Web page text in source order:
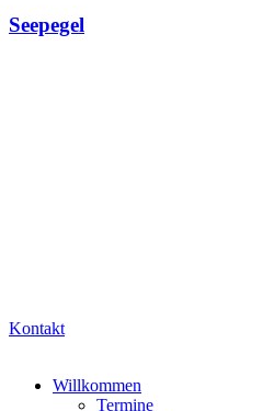
Seepegel
Kontakt
Willkommen
Termine